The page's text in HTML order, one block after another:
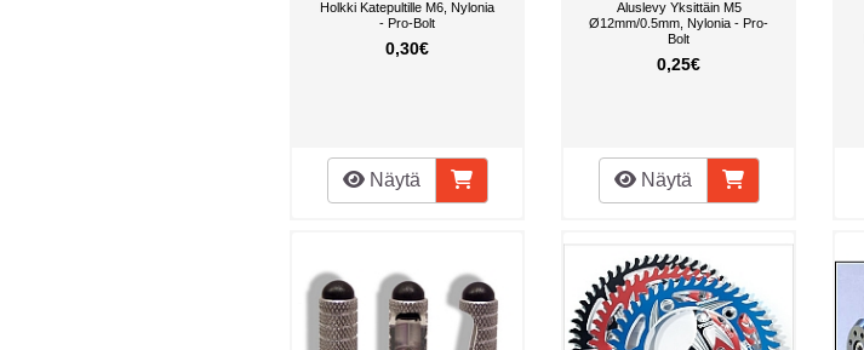
Holkki Katepultille M6, Nylonia
- Pro-Bolt
0,30€
Näytä
Aluslevy Yksittäin M5
Ø12mm/0.5mm, Nylonia - Pro-
Bolt
0,25€
Näytä